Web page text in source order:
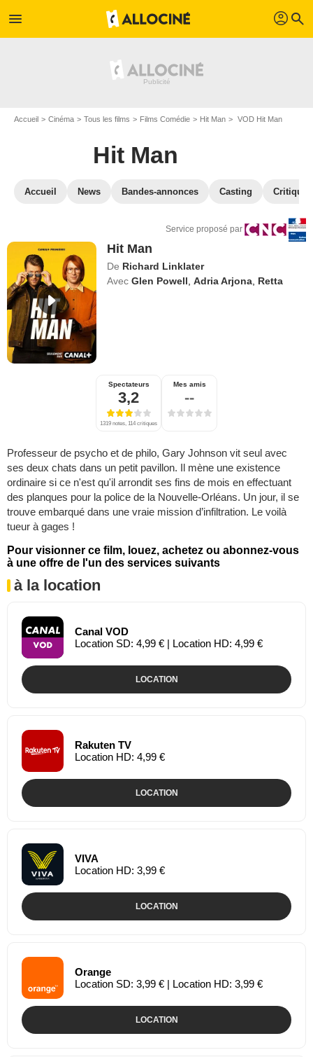
menu profil search
Accueil Cinéma Tous les films Films Comédie Hit Man VOD Hit Man
Hit Man
Accueil News Bandes-annonces Casting
Service proposé par
Hit Man
De Richard Linklater
Avec Glen Powell ,Adria Arjona Retta
Spectateurs
3,2
1319 notes, 114 critiques
Mes amis
--
Professeur de psycho et de philo, Gary Johnson vit seul avec
ses deux chats dans un petit pavillon. Il mène une existence
ordinaire si ce n'est qu'il arrondit ses fins de mois en effectuant
des planques pour la police de la Nouvelle-Orléans. Un jour, il se
trouve embarqué dans une vraie mission d’infiltration. Le voilà
tueur à gages !
Pour visionner ce film, louez, achetez ou abonnez-vous
à une offre de l'un des services suivants
à la location
Canal VOD
Location SD: 4,99 € | Location HD: 4,99 €
LOCATION
Rakuten TV
Location HD: 4,99 €
LOCATION
VIVA
Location HD: 3,99 €
LOCATION
Orange
Location SD: 3,99 € | Location HD: 3,99 €
LOCATION